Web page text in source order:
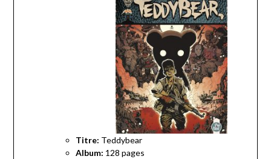
Titre: Teddybear
Album: 128 pages